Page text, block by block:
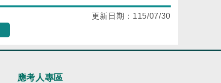
更新日期： 115/07/30
應考人專區